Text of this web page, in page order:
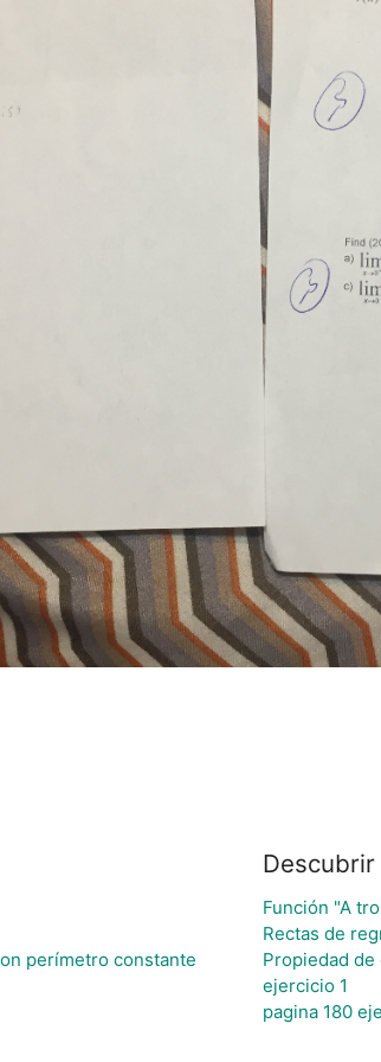
perímetro constante
Función "A
Rectas de
Propiedad de
ejercicio 1
pagina 180